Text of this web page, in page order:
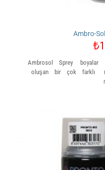
Ambro-
₺
Ambrosol Sprey
oluşan bir çok farklı